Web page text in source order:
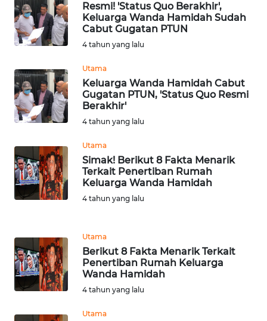
Resmi! 'Status Quo Berakhir',
Keluarga Wanda Hamidah Sudah
Cabut Gugatan PTUN
4 tahun yang lalu
Utama
Keluarga Wanda Hamidah Cabut
Gugatan PTUN, 'Status Quo Resmi
Berakhir'
4 tahun yang lalu
Utama
Simak! Berikut 8 Fakta Menarik
Terkait Penertiban Rumah
Keluarga Wanda Hamidah
4 tahun yang lalu
Utama
Berikut 8 Fakta Menarik Terkait
Penertiban Rumah Keluarga
Wanda Hamidah
4 tahun yang lalu
Utama
WN
TAPANULI
TENGAH
WN DELI
SERDANG
WN
TINGGI
WN
PAKPAK
KARAWANG
WN
BEKASI
WN